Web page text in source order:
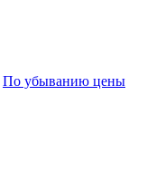
По убыванию цены